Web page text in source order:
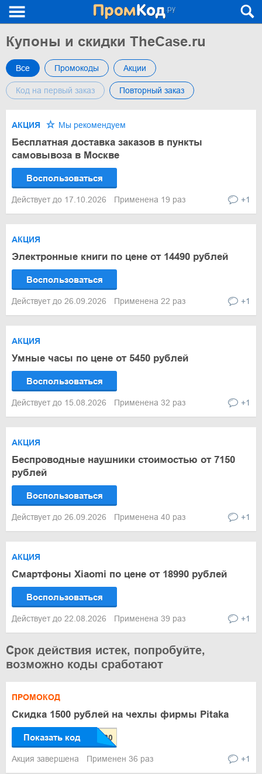
Купоны и скидки TheCase.ru
Все Промокоды Акции
Код на первый заказ Повторный заказ
АКЦИЯ Мы рекомендуем
Бесплатная доставка заказов в пункты
самовывоза в Москве
Воспользоваться
Действует до 17.10.2026 Применена 19 раз +1
АКЦИЯ
Электронные книги по цене от 14490 рублей
Воспользоваться
Действует до 26.09.2026 Применена 22 раз +1
АКЦИЯ
Умные часы по цене от 5450 рублей
Воспользоваться
Действует до 15.08.2026 Применена 32 раз +1
АКЦИЯ
Беспроводные наушники стоимостью от 7150
рублей
Воспользоваться
Действует до 26.09.2026 Применена 40 раз +1
АКЦИЯ
Смартфоны Xiaomi по цене от 18990 рублей
Воспользоваться
Действует до 22.08.2026 Применена 39 раз +1
Срок действия истек, попробуйте,
возможно коды сработают
ПРОМОКОД
Скидка 1500 рублей на чехлы фирмы Pitaka
Показать код
Акция завершена Применен 36 раз +1